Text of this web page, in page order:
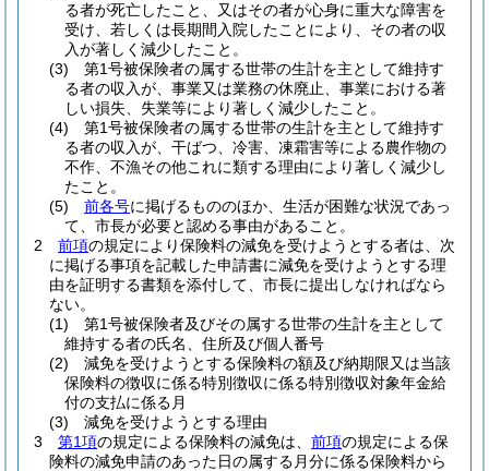
る者が死亡したこと、又はその者が心身に重大な障害を
受け、若しくは長期間入院したことにより、その者の収
入が著しく減少したこと。
(3)
第1号被保険者の属する世帯の生計を主として維持す
る者の収入が、事業又は業務の休廃止、事業における著
しい損失、失業等により著しく減少したこと。
(4)
第1号被保険者の属する世帯の生計を主として維持す
る者の収入が、干ばつ、冷害、凍霜害等による農作物の
不作、不漁その他これに類する理由により著しく減少し
たこと。
(5)
前各号に掲げるもののほか、生活が困難な状況であっ
て、市長が必要と認める事由があること。
2
前項の規定により保険料の減免を受けようとする者は、次
に掲げる事項を記載した申請書に減免を受けようとする理
由を証明する書類を添付して、市長に提出しなければなら
ない。
(1)
第1号被保険者及びその属する世帯の生計を主として
維持する者の氏名、住所及び個人番号
(2)
減免を受けようとする保険料の額及び納期限又は当該
保険料の徴収に係る特別徴収に係る特別徴収対象年金給
付の支払に係る月
(3)
減免を受けようとする理由
3
第1項の規定による保険料の減免は、 前項の規定による保
険料の減免申請のあった日の属する月分に係る保険料から